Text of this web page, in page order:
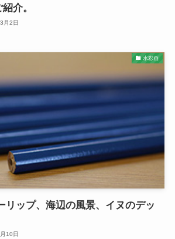
介。
月2日
水彩画
リップ、海辺の風景、イヌのデッ
10日